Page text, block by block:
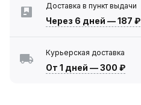
Доставка в пункт выдачи
Через 6 дней —187 ₽
Курьерская доставка
От 1 дней —300 ₽